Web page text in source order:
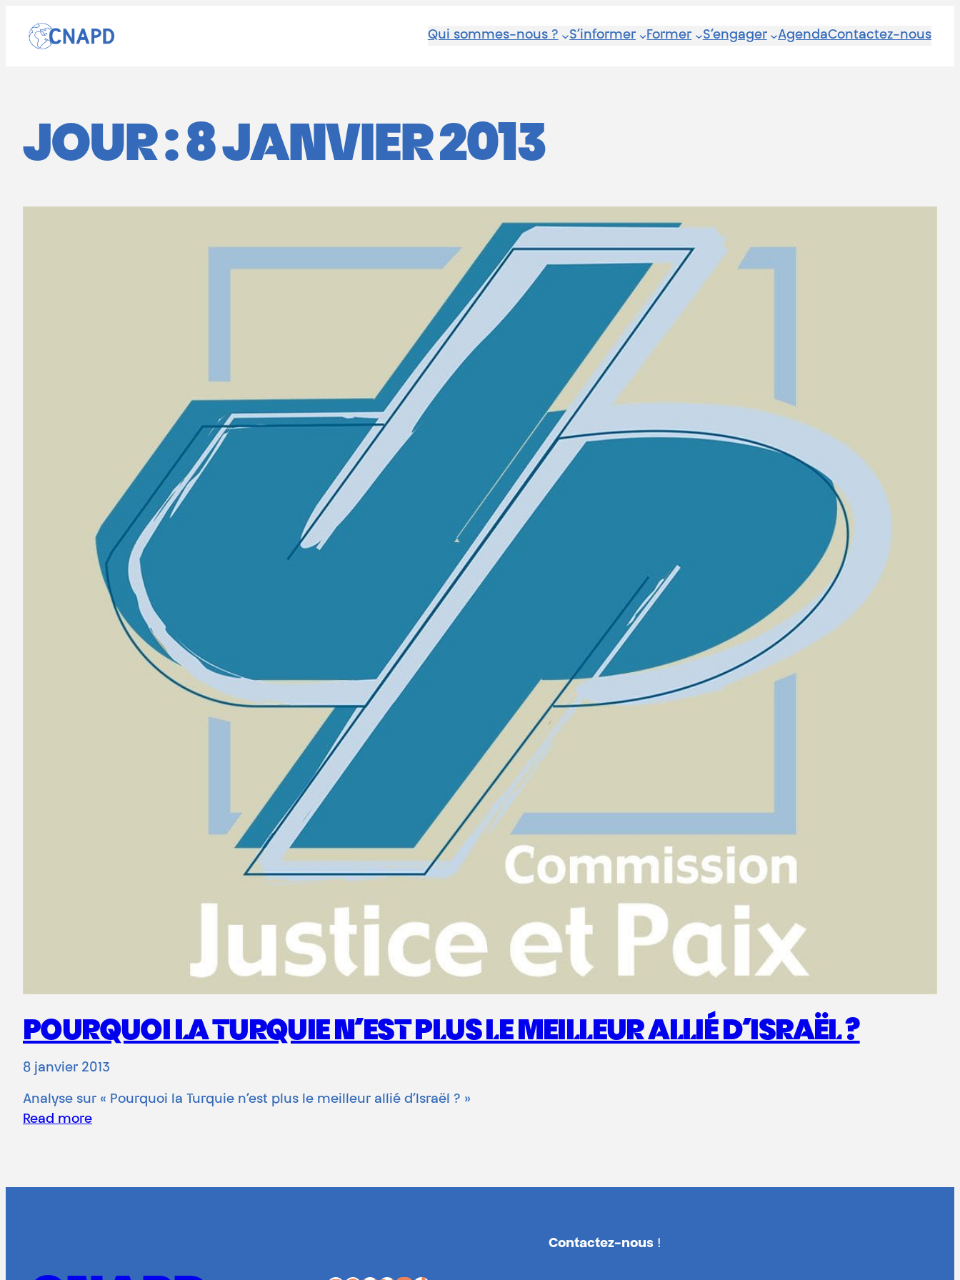
Qui sommes-nous ? S’informer Former S’engager AgendaContactez-nous
JOUR :8 JANVIER 2013
POURQUOI LA TURQUIE N’EST PLUS LE MEILLEUR ALLIÉ D’ISRAËL ?
8 janvier 2013
Analyse sur « Pourquoi la Turquie n’est plus le meilleur allié d’Israël ? »
Read more
Contactez-nous !